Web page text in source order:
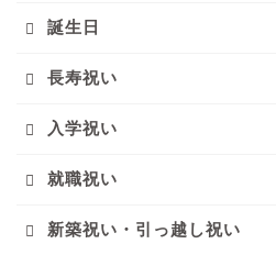
誕生日
長寿祝い
入学祝い
就職祝い
新築祝い・引っ越し祝い